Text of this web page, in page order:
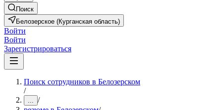
Поиск
Белозерское (Курганская область)
Войти
Войти
Зарегистрироваться
Поиск сотрудников в Белозерском
/
... /